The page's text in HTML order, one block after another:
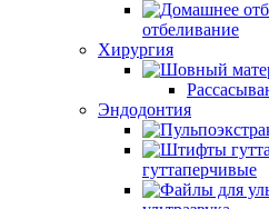
отбеливание
Хирургия
Эндодонтия
гуттаперчивые